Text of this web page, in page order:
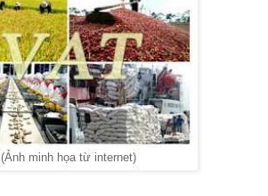
(Ảnh minh họa từ internet)